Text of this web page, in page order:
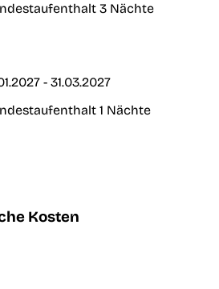
3 Nächte
- 31.03.2027
1 Nächte
Kosten